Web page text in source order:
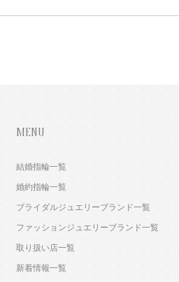
MENU
結婚指輪一覧
婚約指輪一覧
ブライダルジュエリーブランド一覧
ファッションジュエリーブランド一覧
取り扱い店一覧
新着情報一覧